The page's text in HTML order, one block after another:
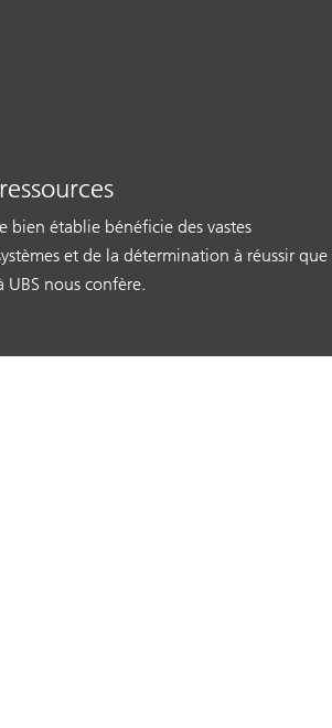
bien établie bénéficie des vastes
et de la détermination à réussir que
UBS nous confère.